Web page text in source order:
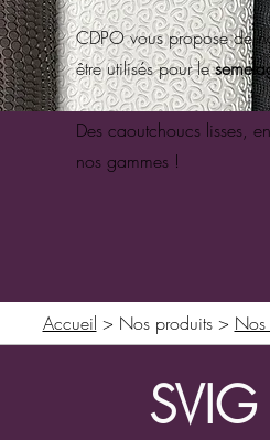
CDPO vous propose de
être utilisés pour le
Des caoutchoucs lisses,
nos gammes !
Accueil > Nos produits > Nos
SVIG